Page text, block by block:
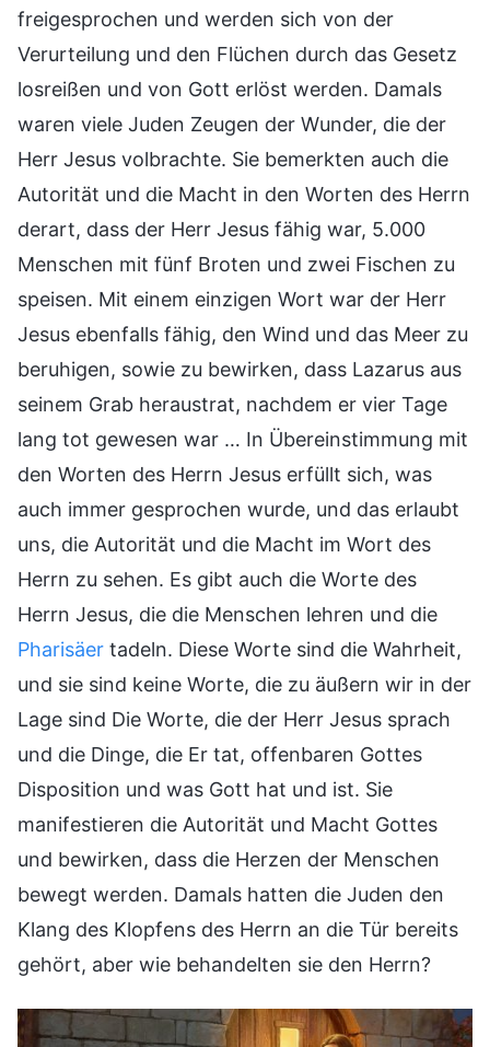
freigesprochen und werden sich von der
Verurteilung und den Flüchen durch das Gesetz
losreißen und von Gott erlöst werden. Damals
waren viele Juden Zeugen der Wunder, die der
Herr Jesus volbrachte. Sie bemerkten auch die
Autorität und die Macht in den Worten des Herrn
derart, dass der Herr Jesus fähig war, 5.000
Menschen mit fünf Broten und zwei Fischen zu
speisen. Mit einem einzigen Wort war der Herr
Jesus ebenfalls fähig, den Wind und das Meer zu
beruhigen, sowie zu bewirken, dass Lazarus aus
seinem Grab heraustrat, nachdem er vier Tage
lang tot gewesen war … In Übereinstimmung mit
den Worten des Herrn Jesus erfüllt sich, was
auch immer gesprochen wurde, und das erlaubt
uns, die Autorität und die Macht im Wort des
Herrn zu sehen. Es gibt auch die Worte des
Herrn Jesus, die die Menschen lehren und die
Pharisäer tadeln. Diese Worte sind die Wahrheit,
und sie sind keine Worte, die zu äußern wir in der
Lage sind Die Worte, die der Herr Jesus sprach
und die Dinge, die Er tat, offenbaren Gottes
Disposition und was Gott hat und ist. Sie
manifestieren die Autorität und Macht Gottes
und bewirken, dass die Herzen der Menschen
bewegt werden. Damals hatten die Juden den
Klang des Klopfens des Herrn an die Tür bereits
gehört, aber wie behandelten sie den Herrn?